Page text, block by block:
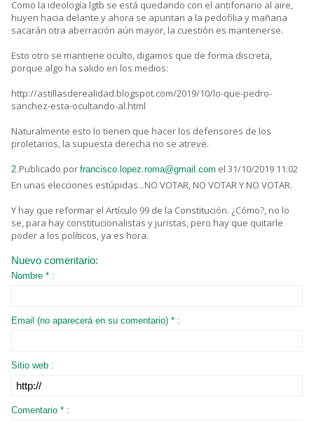
Como la ideología lgtb se está quedando con el antifonario al aire,
huyen hacia delante y ahora se apuntan a la pedofilia y mañana
sacarán otra aberración aún mayor, la cuestión es mantenerse.
Esto otro se mantiene oculto, digamos que de forma discreta,
porque algo ha salido en los medios:
http://astillasderealidad.blogspot.com/2019/10/lo-que-pedro-
sanchez-esta-ocultando-al.html
Naturalmente esto lo tienen que hacer los defensores de los
proletarios, la supuesta derecha no se atreve.
2. Publicado por francisco.lopez.roma@gmail.com el 31/10/2019 11:02
En unas elecciones estúpidas...NO VOTAR, NO VOTAR Y NO VOTAR.
Y hay que reformar el Artículo 99 de la Constitución. ¿Cómo?, no lo
se, para hay constitucionalistas y juristas, pero hay que quitarle
poder a los políticos, ya es hora.
Nuevo comentario:
Nombre * :
Email (no aparecerá en su comentario) * :
Sitio web :
Comentario * :